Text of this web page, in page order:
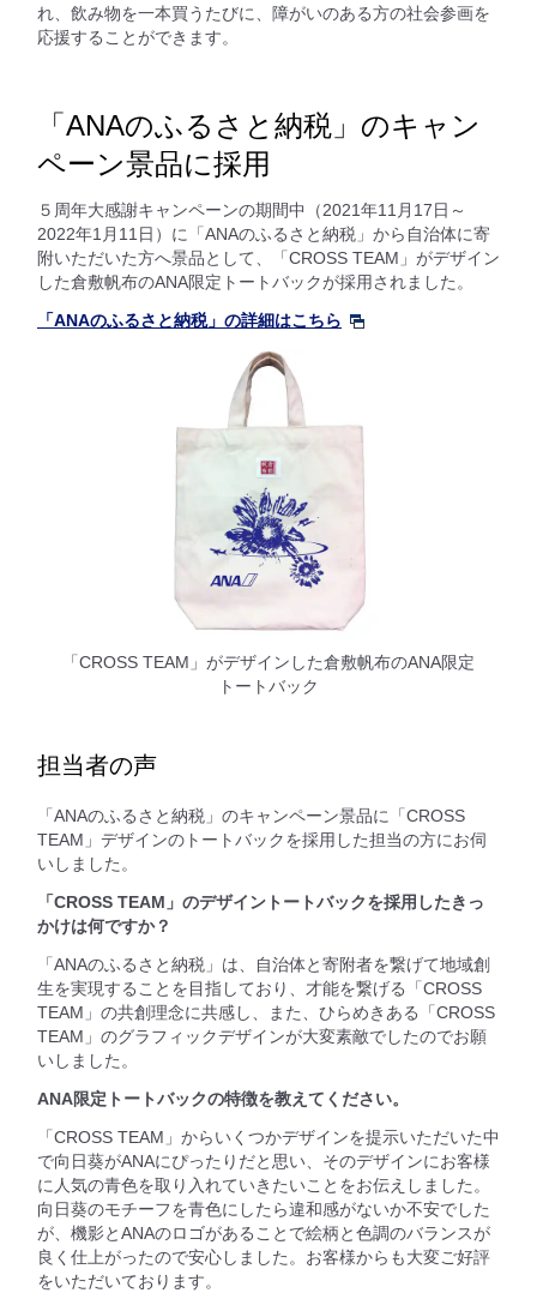
れ、飲み物を一本買うたびに、障がいのある方の社会参画を
応援することができます。
「ANAのふるさと納税」のキャン
ペーン景品に採用
５周年大感謝キャンペーンの期間中（2021年11月17日～
2022年1月11日）に「ANAのふるさと納税」から自治体に寄
附いただいた方へ景品として、「CROSS TEAM」がデザイン
した倉敷帆布のANA限定トートバックが採用されました。
「ANAのふるさと納税」の詳細はこちら
「CROSS TEAM」がデザインした倉敷帆布のANA限定
トートバック
担当者の声
「ANAのふるさと納税」のキャンペーン景品に「CROSS
TEAM」デザインのトートバックを採用した担当の方にお伺
いしました。
「CROSS TEAM」のデザイントートバックを採用したきっ
かけは何ですか？
「ANAのふるさと納税」は、自治体と寄附者を繋げて地域創
生を実現することを目指しており、才能を繋げる「CROSS
TEAM」の共創理念に共感し、また、ひらめきある「CROSS
TEAM」のグラフィックデザインが大変素敵でしたのでお願
いしました。
ANA限定トートバックの特徴を教えてください。
「CROSS TEAM」からいくつかデザインを提示いただいた中
で向日葵がANAにぴったりだと思い、そのデザインにお客様
に人気の青色を取り入れていきたいことをお伝えしました。
向日葵のモチーフを青色にしたら違和感がないか不安でした
が、機影とANAのロゴがあることで絵柄と色調のバランスが
良く仕上がったので安心しました。お客様からも大変ご好評
をいただいております。